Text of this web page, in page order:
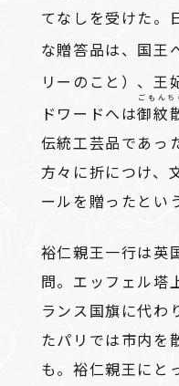
てなしを受けた。
な贈答品は、国王
リーのこと）、王
ドワードへは御紋
ごもん
伝統工芸品であっ
方々に折につけ、
ールを贈ったとい
裕仁親王一行は英
問。エッフェル塔
ランス国旗に代わ
たパリでは市内を
も。裕仁親王にと